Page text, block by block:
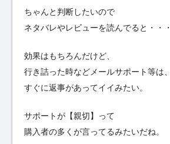
ちゃんと判断したいので
ネタバレやレビューを読んでると・・・
効果はもちろんだけど、
行き詰った時などメールサポート等は、
すぐに返事があってイイみたい。
サポートが【親切】って
購入者の多くが言ってるみたいだね。